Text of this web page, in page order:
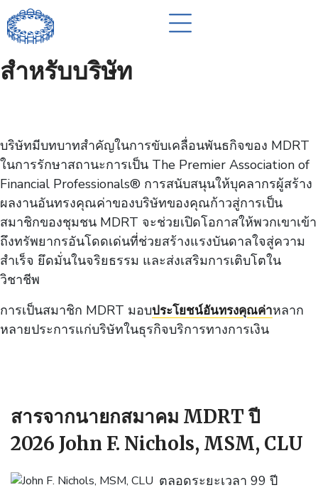
สำหรับบริษัท
บริษัทมีบทบาทสำคัญในการขับเคลื่อนพันธกิจของ MDRT
ในการรักษาสถานะการเป็น The Premier Association of
Financial Professionals® การสนับสนุนให้บุคลากรผู้สร้าง
ผลงานอันทรงคุณค่าของบริษัทของคุณก้าวสู่การเป็น
สมาชิกของชุมชน MDRT จะช่วยเปิดโอกาสให้พวกเขาเข้า
ถึงทรัพยากรอันโดดเด่นที่ช่วยสร้างแรงบันดาลใจสู่ความ
สำเร็จ ยึดมั่นในจริยธรรม และส่งเสริมการเติบโตใน
วิชาชีพ
การเป็นสมาชิก MDRT มอบประโยชน์อันทรงคุณค่าหลาก
หลายประการแก่บริษัทในธุรกิจบริการทางการเงิน
สารจากนายกสมาคม MDRT ปี
2026 John F. Nichols, MSM, CLU
ตลอดระยะเวลา 99 ปี